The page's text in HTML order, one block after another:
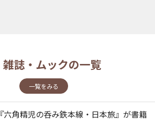
雑誌・ムックの一覧
一覧をみる
『六角精児の呑み鉄本線・日本旅』が書籍